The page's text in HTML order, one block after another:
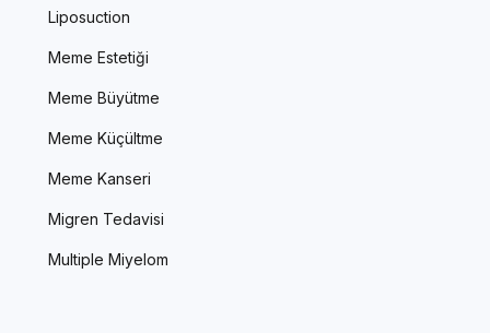
Liposuction
Meme Estetiği
Meme Büyütme
Meme Küçültme
Meme Kanseri
Migren Tedavisi
Multiple Miyelom